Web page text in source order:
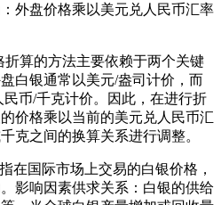
外盘价格乘以美元兑人民币汇率
折算的方法主要依赖于两个关键
白银通常以美元/盎司计价，而
币/千克计价。因此，在进行折
价格乘以当前的美元兑人民币汇
克之间的换算关系进行调整。
在国际市场上交易的白银价格，
影响因素供求关系：白银的供给